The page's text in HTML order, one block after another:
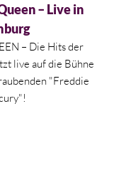
€.– Live in
– Die Hits der
live auf die Bühne
"Freddie